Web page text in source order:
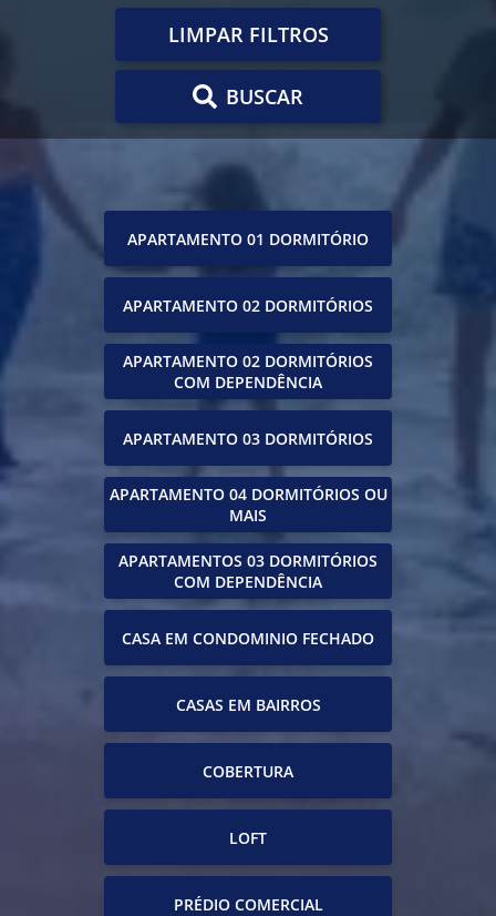
LIMPAR FILTROS
BUSCAR
APARTAMENTO 01 DORMITÓRIO
APARTAMENTO 02 DORMITÓRIOS
APARTAMENTO 02 DORMITÓRIOS
COM DEPENDÊNCIA
APARTAMENTO 03 DORMITÓRIOS
APARTAMENTO 04 DORMITÓRIOS OU
MAIS
APARTAMENTOS 03 DORMITÓRIOS
COM DEPENDÊNCIA
CASA EM CONDOMINIO FECHADO
CASAS EM BAIRROS
COBERTURA
LOFT
PRÉDIO COMERCIAL